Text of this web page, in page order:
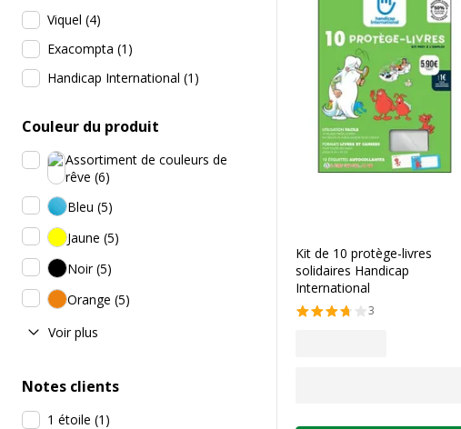
Viquel (4)
Exacompta (1 )
Handicap International (1 )
Couleur du produit
Assortiment de couleurs de
rêve (6)
Bleu (5)
Jaune (5)
Noir(5)
Orange (5)
Voir plus
Notes clients
1 étoile (1 )
Kit de 10 protège-livres
solidaires Handicap
International
3